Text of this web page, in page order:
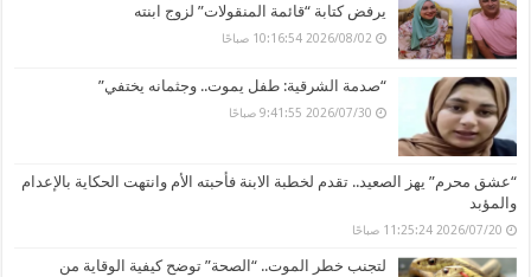
يرفض كتابة “قائمة المنقولات” لزوج ابنته
2026/08/02 10:16:54 صباحًا
“صدمة الشرقية: طفل يموت.. وجثمانه يختفي”
2026/07/30 9:41:55 صباحًا
“عشق محرم” يهز الصعيد.. تقدم لخطبة الابنة فأحبته الأم وانتهت الحكاية بالإعدام
والمؤبد
2026/07/20 11:25:24 صباحًا
لتجنب خطر الموت.. “الصحة” توضح كيفية الوقاية من